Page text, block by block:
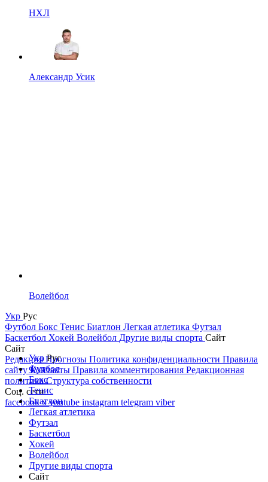
НХЛ
Александр Усик
Волейбол
Укр Рус
Футбол Бокс Тенис Биатлон Легкая атлетика Футзал
Баскетбол Хокей Волейбол Другие виды спорта Сайт
Сайт
РедакцияПрогнозы Политика конфиденциальности Правила
сайтуКонтакты Правила комментирования Редакционная
политикаСтруктура собственности
Соц. сети
facebookxyoutube instagram telegram viber
УкрРус
Футбол
Бокс
Тенис
Биатлон
Легкая атлетика
Футзал
Баскетбол
Хокей
Волейбол
Другие виды спорта
Сайт